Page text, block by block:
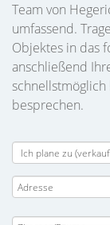
Team von
umfassend.
Objektes in das
anschließend
besprechen.